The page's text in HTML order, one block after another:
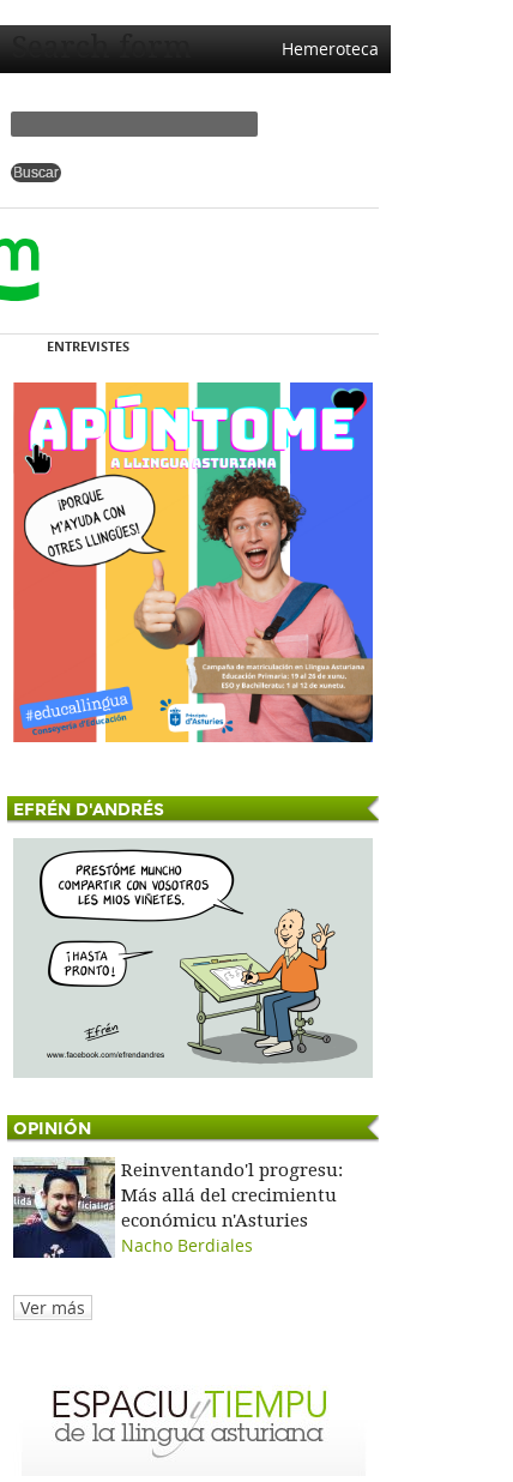
Hemeroteca
Search form
ENTREVISTES
EFRÉN D'ANDRÉS
OPINIÓN
Reinventando'l progresu:
Más allá del crecimientu
económicu n'Asturies
Nacho Berdiales
Ver más